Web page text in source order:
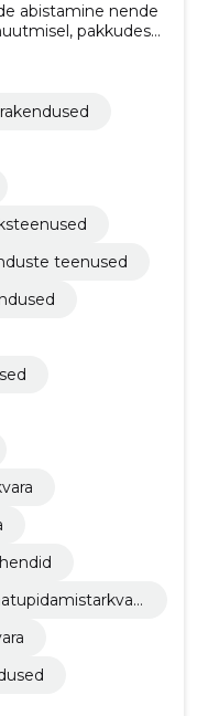
abistamine nende
pakkudes
rentimise ning
teenused